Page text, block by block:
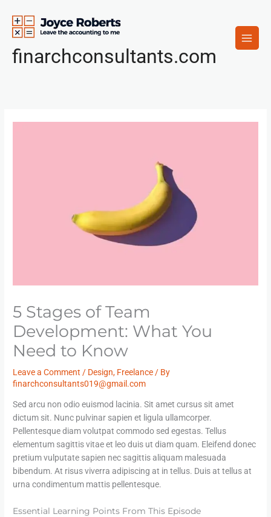
content
finarchconsultants.com
5 Stages of Team
Development: What You
Need to Know
Leave a Comment / Design, Freelance / By
finarchconsultants019@gmail.com
Sed arcu non odio euismod lacinia. Sit amet cursus sit amet
dictum sit. Nunc pulvinar sapien et ligula ullamcorper.
Pellentesque diam volutpat commodo sed egestas. Tellus
elementum sagittis vitae et leo duis ut diam quam. Eleifend donec
pretium vulputate sapien nec sagittis aliquam malesuada
bibendum. At risus viverra adipiscing at in tellus. Duis at tellus at
urna condimentum mattis pellentesque.
Essential Learning Points From This Episode